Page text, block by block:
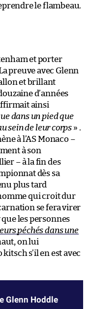
le flambeau.
et porter
preuve avec Glenn
et brillant
d’années
ainsi
dans un pied que
sein de leur corps » .
à l’AS Monaco –
à son
– à la fin des
dès sa
plus tard
qui croit dur
se fera virer
les personnes
péchés dans une
on lui
kitsch s’il en est avec
Glenn Hoddle